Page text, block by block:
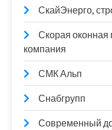
СкайЭнерго,
Скорая
компания
СМК Альп
Снабгрупп
Современный